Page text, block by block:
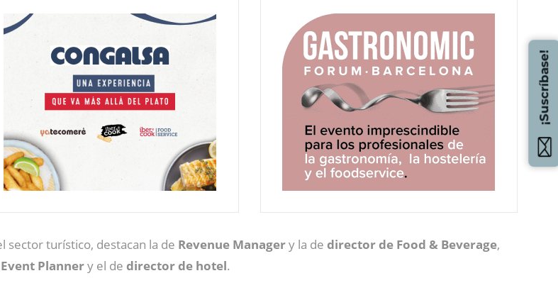
sector turístico, destacan la de Revenue Managery la de director de Food & Beverage,
Event Plannery el de director de hotel.
¡Suscríbase!